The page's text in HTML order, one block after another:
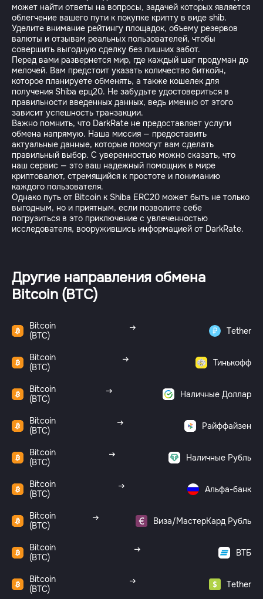
может найти ответы на вопросы, задачей которых является
облегчение вашего пути к покупке крипту в виде shib.
Уделите внимание рейтингу площадок, объему резервов
валюты и отзывам реальных пользователей, чтобы
совершить выгодную сделку без лишних забот.
Перед вами развернется мир, где каждый шаг продуман до
мелочей. Вам предстоит указать количество биткойн,
которое планируете обменять, а также кошелек для
получения Shiba ерц20. Не забудьте удостовериться в
правильности введенных данных, ведь именно от этого
зависит успешность транзакции.
Важно помнить, что DarkRate не предоставляет услуги
обмена напрямую. Наша миссия — предоставить
актуальные данные, которые помогут вам сделать
правильный выбор. С уверенностью можно сказать, что
наш сервис — это ваш надежный помощник в мире
криптовалют, стремящийся к простоте и пониманию
каждого пользователя.
Однако путь от Bitcoin к Shiba ERC20 может быть не только
выгодным, но и приятным, если позволите себе
погрузиться в это приключение с увлеченностью
исследователя, вооружившись информацией от DarkRate.
Другие направления обмена
Bitcoin (BTC)
Bitcoin
(BTC)
Tether
Bitcoin
(BTC)
Тинькофф
Bitcoin
(BTC)
Наличные Доллар
Bitcoin
(BTC)
Райффайзен
Bitcoin
(BTC)
Наличные Рубль
Bitcoin
(BTC)
Альфа-банк
Bitcoin
(BTC)
Виза/МастерКард Рубль
Bitcoin
(BTC)
ВТБ
Bitcoin
(BTC)
Tether